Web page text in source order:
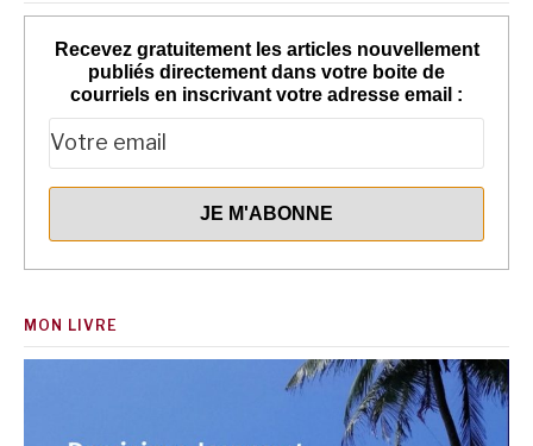
Recevez gratuitement les articles nouvellement
publiés directement dans votre boite de
courriels en inscrivant votre adresse email :
MON LIVRE